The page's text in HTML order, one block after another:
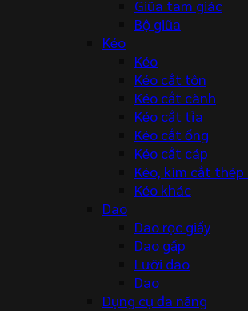
Giũa tam giác
Bộ giũa
Kéo
Kéo
Kéo cắt tôn
Kéo cắt cành
Kéo cắt tỉa
Kéo cắt ống
Kéo cắt cáp
Kéo, kìm cắt
Kéo khác
Dao
Dao rọc giấy
Dao gấp
Lưỡi dao
Dao
Dụng cụ đa năng